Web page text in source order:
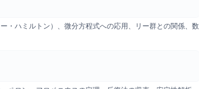
・ハミルトン）、微分方程式への応用、リー群との関係、数